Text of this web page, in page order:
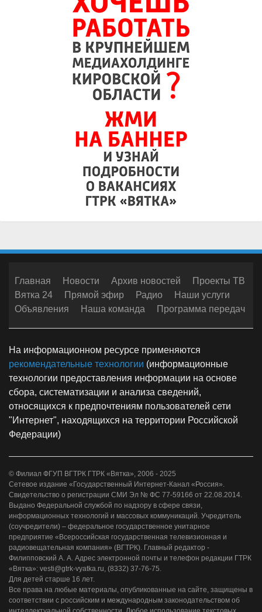
Главная Новости Архив новостей
Проекты ТВ
Вятка 24
Прямой эфир Радио
Наши услуги
Объявления
Наша команда Программа передач
На информационном ресурсе применяются
рекомендательные технологии (информационные
технологии предоставления информации на основе
сбора, систематизации и анализа сведений,
относящихся к предпочтениям пользователей сети
"Интернет", находящихся на территории Российской
Федерации)
© Филиал ФГУП ВГТРК ГТРК «Вятка», 2006 - 2025
Сетевое издание «Государственный Интернет-Канал «Россия».
Свидетельство о регистрации СМИ Эл № ФС 77-59166 от 22.08.2014.
Выдано Федеральной службой по надзору в сфере связи,
информационных технологий и массовых коммуникаций. Учредитель
(соучредители) – федеральное государственное унитарное
предприятие «Всероссийская государственная телевизионная и
радиовещательная компания» (ВГТРК). Главный редактор -
Филипповский А. А. Адрес электронной почты и телефон редакции ГТРК
«Вятка»: vesti@gtrk-vyatka.ru, (8332) 37-76-75.
Для детей старше 16 лет.
Все права на любые материалы, опубликованные на сайте, защищены в
соответствии с российским и международным законодательством об